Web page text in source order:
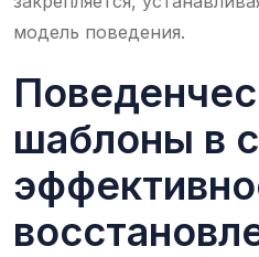
модель поведения.
шаблоны в